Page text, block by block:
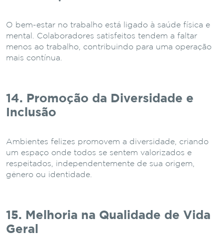
O bem-estar no trabalho está ligado à saúde física e
mental. Colaboradores satisfeitos tendem a faltar
menos ao trabalho, contribuindo para uma operação
mais contínua.
14. Promoção da Diversidade e
Inclusão
Ambientes felizes promovem a diversidade, criando
um espaço onde todos se sentem valorizados e
respeitados, independentemente de sua origem,
gênero ou identidade.
15. Melhoria na Qualidade de Vida
Geral